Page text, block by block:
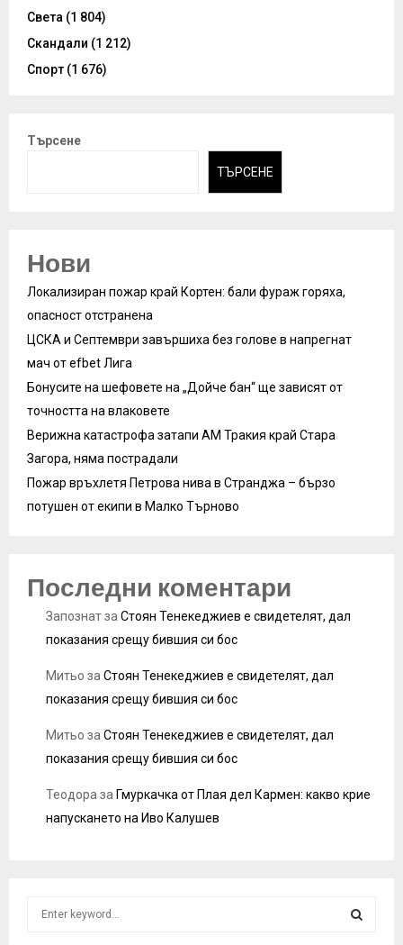
Света (1 804)
Скандали (1 212)
Спорт (1 676)
Търсене
ТЪРСЕНЕ
Нови
Локализиран пожар край Кортен: бали фураж горяха,
опасност отстранена
ЦСКА и Септември завършиха без голове в напрегнат
мач от efbet Лига
Бонусите на шефовете на „Дойче бан“ ще зависят от
точността на влаковете
Верижна катастрофа затапи АМ Тракия край Стара
Загора, няма пострадали
Пожар връхлетя Петрова нива в Странджа – бързо
потушен от екипи в Малко Търново
Последни коментари
ЗапознатзаСтоян Тенекеджиев е свидетелят, дал
показания срещу бившия си бос
Митьо заСтоян Тенекеджиев е свидетелят, дал
показания срещу бившия си бос
Митьо заСтоян Тенекеджиев е свидетелят, дал
показания срещу бившия си бос
Теодораза Гмуркачка от Плая дел Кармен: какво крие
напускането на Иво Калушев